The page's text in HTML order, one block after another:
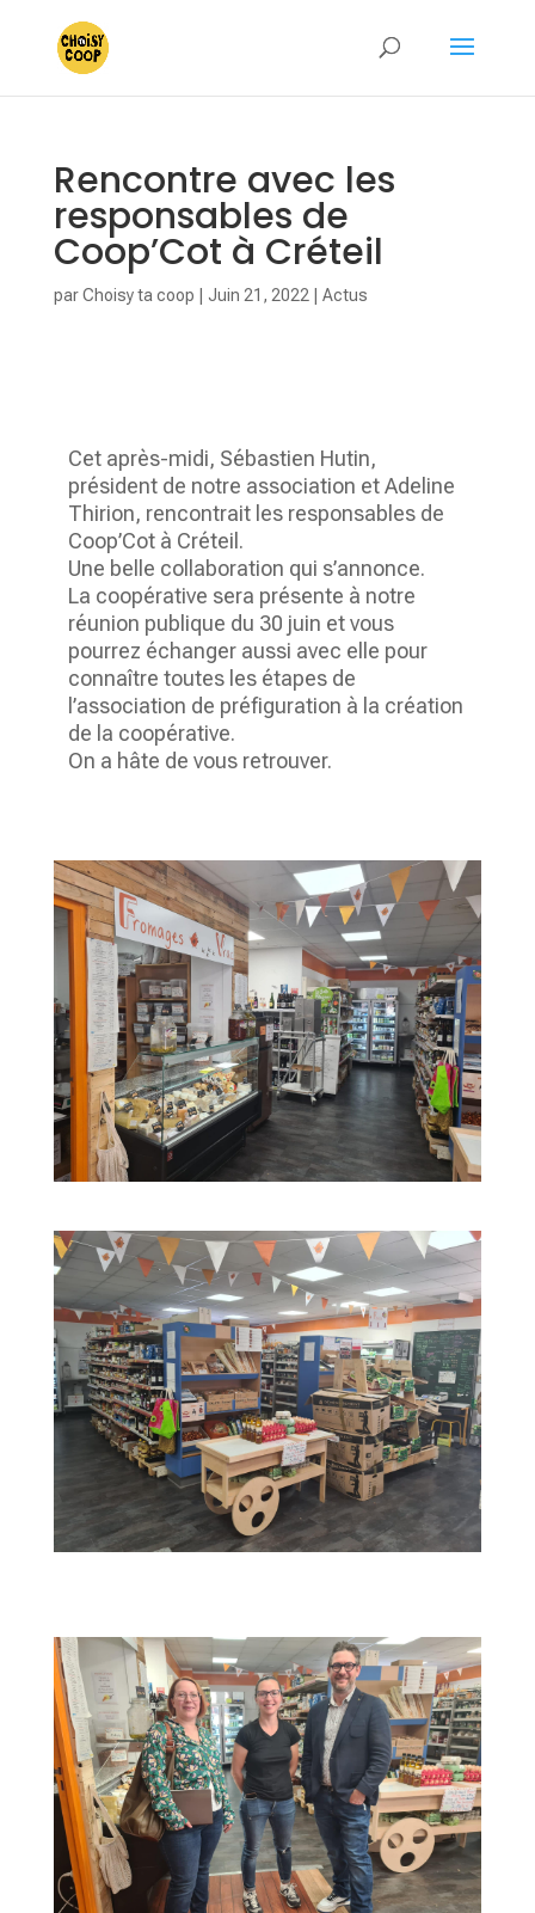
Rencontre avec les
responsables de
Coop’Cot à Créteil
parChoisy ta coop Juin 21, 2022 Actus
Cet après-midi, Sébastien Hutin,
président de notre association et Adeline
Thirion, rencontrait les responsables de
Coop’Cotà Créteil.
Une belle collaboration qui s’annonce.
La coopérative sera présente à notre
réunion publique du 30 juin et vous
pourrez échanger aussi avec elle pour
connaître toutes les étapes de
l’association de préfiguration à la création
de la coopérative.
On a hâte de vous retrouver.